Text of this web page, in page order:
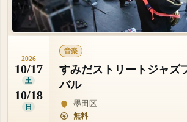
2026
10/17
土
10/18
日
音楽
すみだストリートジャズ
バル
墨田区
無料